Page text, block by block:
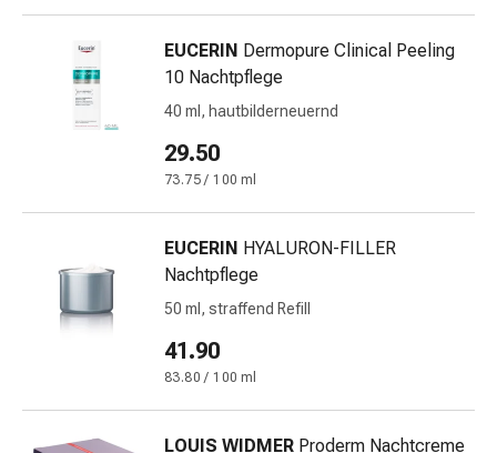
Unreine
Haut
Fieberblasen
Hautausschlag
Akne
Naturmittel
Bachblütentherapie
Homöopathie
Phytotherapie
Schüssler-
Spagyrika
Anthroposophika
Niere,
Blase,
EUCERIN Dermopure Clinical Peeling
10 Nachtpflege
40 ml, hautbilderneuernd
29.50
73.75 / 100 ml
EUCERIN HYALURON-FILLER
Nachtpflege
50 ml, straffend Refill
41.90
83.80 / 100 ml
LOUIS WIDMER Proderm Nachtcreme